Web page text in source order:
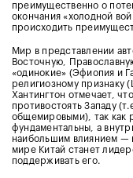
преимущественно о
окончания «холодной
происходить
Мир в представлении
Восточную,
«одинокие» (Эфиопия и
религиозному признаку
Хантингтон отмечает,
противостоять Западу
общемировыми), так как
фундаментальны, а
наибольшим влиянием —
мире Китай станет
поддерживать его.